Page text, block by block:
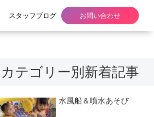
スタッフブログ お問い合わせ
カテゴリー別新着記事
水風船＆噴水あそび